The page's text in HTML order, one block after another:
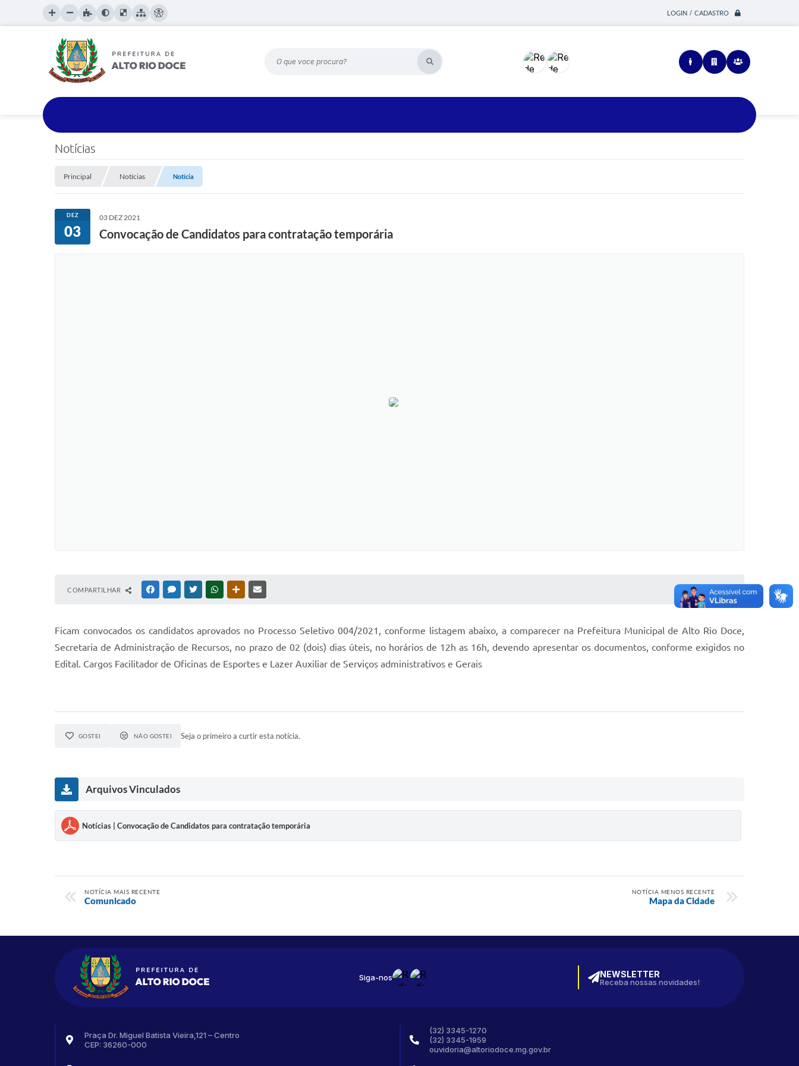
LOGIN / CADASTRO
O que voce procura?
Notícias
Principal Notícias Notícia
DEZ
03
03 DEZ 2021
Convocação de Candidatos para contratação temporária
COMPARTILHAR FACEBOOKMESSENGER
TWITTERWHATSAPPOUTRAS MÍDIAS
Ficam convocados os candidatos aprovados no Processo Seletivo 004/2021, conforme listagem abaixo, a comparecer na Prefeitura Municipal de Alto Rio Doce,
Secretaria de Administração de Recursos, no prazo de 02 (dois) dias úteis, no horários de 12h as 16h, devendo apresentar os documentos, conforme exigidos no
Edital. Cargos Facilitador de Oficinas de Esportes e Lazer Auxiliar de Serviços administrativos e Gerais
GOSTEI NÃO GOSTEI Seja o primeiro a curtir esta notícia.
Arquivos Vinculados
Notícias | Convocação de Candidatos para contratação temporária
NOTÍCIA MAIS RECENTE
Comunicado
NOTÍCIA MENOS RECENTE
Mapa da Cidade
Praça Dr. Miguel Batista Vieira,121 – Centro
CEP: 36260-000
(32) 3345-1270
(32) 3345-1959
ouvidoria@altoriodoce.mg.gov.br
Siga-nos NEWSLETTER
Receba nossas novidades!